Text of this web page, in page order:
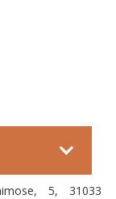
5, 31033